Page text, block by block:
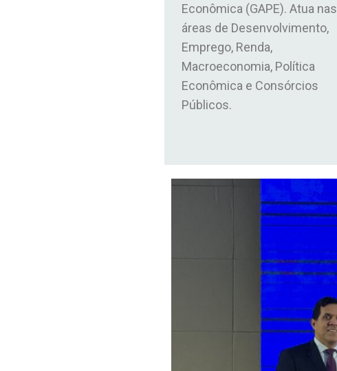
Econômica (GAPE). Atua nas
áreas de Desenvolvimento,
Emprego, Renda,
Macroeconomia, Política
Econômica e Consórcios
Públicos.